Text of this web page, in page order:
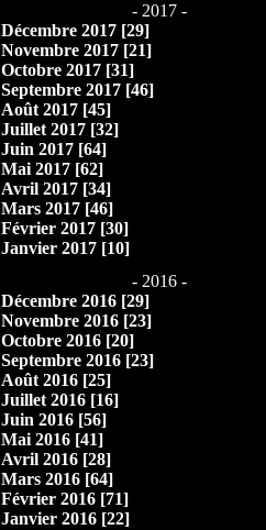
- 2017 -
Décembre 2017 [29]
Novembre 2017 [21]
Octobre 2017 [31]
Septembre 2017 [46]
Août 2017 [45]
Juillet 2017 [32]
Juin 2017 [64]
Mai 2017 [62]
Avril 2017 [34]
Mars 2017 [46]
Février 2017 [30]
Janvier 2017 [10]
- 2016 -
Décembre 2016 [29]
Novembre 2016 [23]
Octobre 2016 [20]
Septembre 2016 [23]
Août 2016 [25]
Juillet 2016 [16]
Juin 2016 [56]
Mai 2016 [41]
Avril 2016 [28]
Mars 2016 [64]
Février 2016 [71]
Janvier 2016 [22]